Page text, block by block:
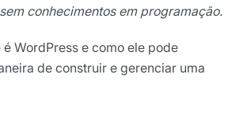
conhecimentos em programação.
WordPress e como ele pode
de construir e gerenciar uma